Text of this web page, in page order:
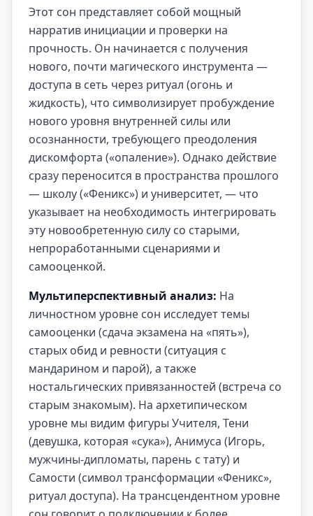
Этот сон представляет собой мощный
нарратив инициации и проверки на
прочность. Он начинается с получения
нового, почти магического инструмента —
доступа в сеть через ритуал (огонь и
жидкость), что символизирует пробуждение
нового уровня внутренней силы или
осознанности, требующего преодоления
дискомфорта («опаление»). Однако действие
сразу переносится в пространства прошлого
— школу («Феникс») и университет, — что
указывает на необходимость интегрировать
эту новообретенную силу со старыми,
непроработанными сценариями и
самооценкой.
Мультиперспективный анализ: На
личностном уровне сон исследует темы
самооценки (сдача экзамена на «пять»),
старых обид и ревности (ситуация с
мандарином и парой), а также
ностальгических привязанностей (встреча со
старым знакомым). На архетипическом
уровне мы видим фигуры Учителя, Тени
(девушка, которая «сука»), Анимуса (Игорь,
мужчины-дипломаты, парень с тату) и
Самости (символ трансформации «Феникс»,
ритуал доступа). На трансцендентном уровне